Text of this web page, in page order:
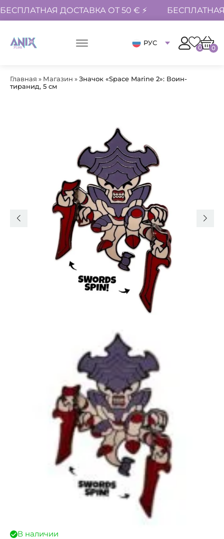
БЕСПЛАТНАЯ ДОСТАВКА ОТ 50 € ⚡
РУС
0 0
Главная » Магазин »Значок «Space Marine 2»: Воин-
тиранид, 5 см
В наличии